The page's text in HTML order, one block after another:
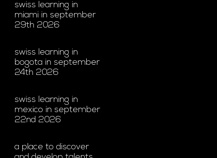
swiss learning in
miami in september
29th 2026
swiss learning in
bogota in september
24th 2026
swiss learning in
mexico in september
22nd 2026
a place to discover